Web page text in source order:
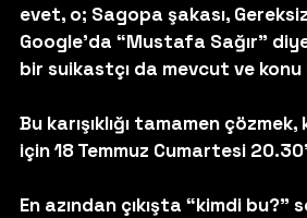
evet, o; Sagopa şakası,
Google’da “Mustafa Sağır”
bir suikastçı da mevcut ve
Bu karışıklığı tamamen
için 18 Temmuz Cumartesi
En azından çıkışta “kimdi